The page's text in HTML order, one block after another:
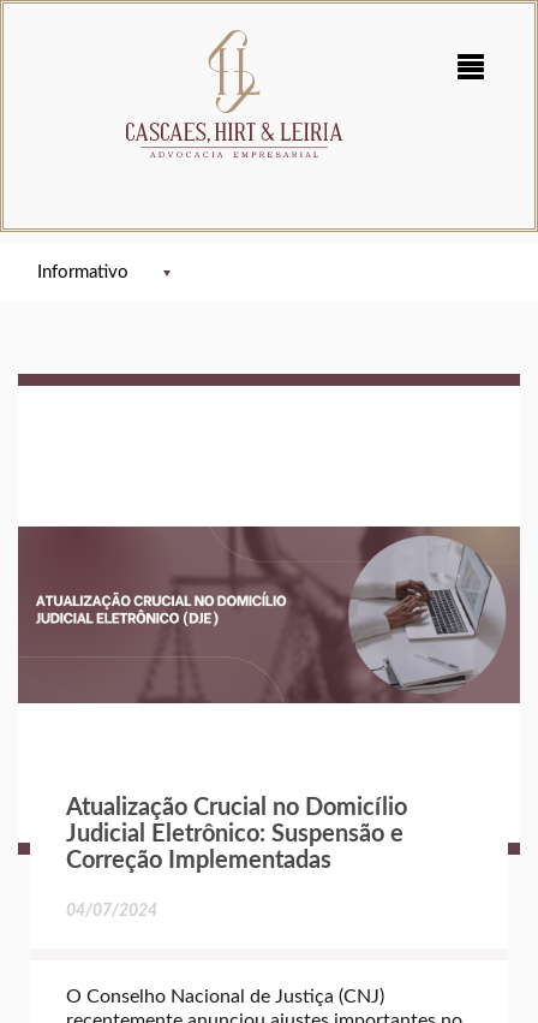
Atualização Crucial no Domicílio
Judicial Eletrônico: Suspensão e
Correção Implementadas
04/07/2024
O Conselho Nacional de Justiça (CNJ)